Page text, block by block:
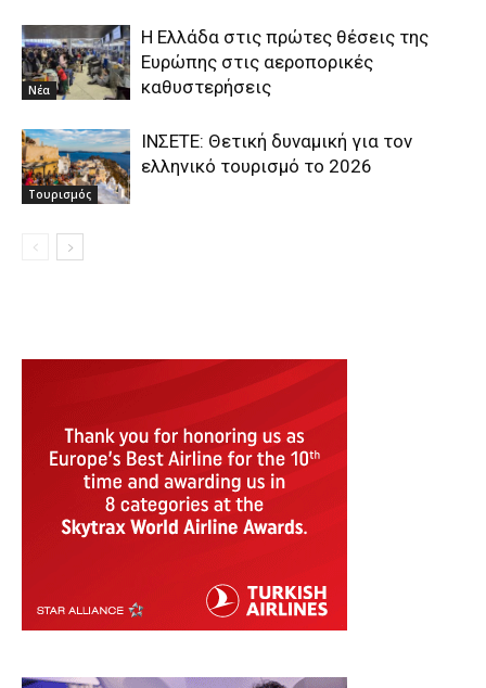
Νέα
Η Ελλάδα στις πρώτες θέσεις της
Ευρώπης στις αεροπορικές
καθυστερήσεις
Τουρισμός
ΙΝΣΕΤΕ: Θετική δυναμική για τον
ελληνικό τουρισμό το 2026